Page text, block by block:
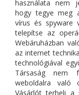
használata nem
hogy tegye meg
vírus és spyware
telepítse az
Webáruházban
az internet
technológiával
Társaság nem
weboldalra való
Vásárlót terheli a